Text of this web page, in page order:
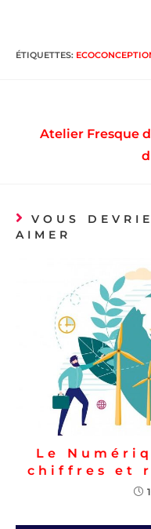
ÉTIQUETTES:
Atelier Fresque
VOUS
AIMER
Le
chiffres et